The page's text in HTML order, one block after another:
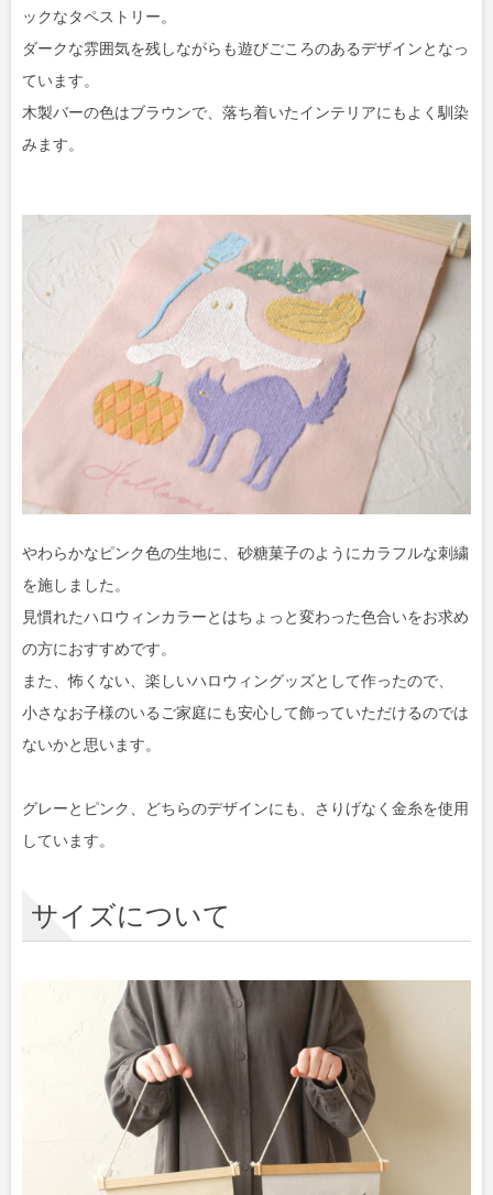
ックなタペストリー。
ダークな雰囲気を残しながらも遊びごころのあるデザインとなっ
ています。
木製バーの色はブラウンで、落ち着いたインテリアにもよく馴染
みます。
やわらかなピンク色の生地に、砂糖菓子のようにカラフルな刺繍
を施しました。
見慣れたハロウィンカラーとはちょっと変わった色合いをお求め
の方におすすめです。
また、怖くない、楽しいハロウィングッズとして作ったので、
小さなお子様のいるご家庭にも安心して飾っていただけるのでは
ないかと思います。
グレーとピンク、どちらのデザインにも、さりげなく金糸を使用
しています。
サイズについて